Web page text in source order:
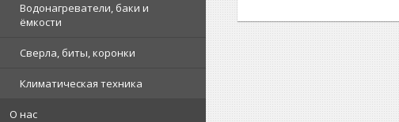
Водонагреватели, баки и
ёмкости
Сверла, биты, коронки
Климатическая техника
О нас